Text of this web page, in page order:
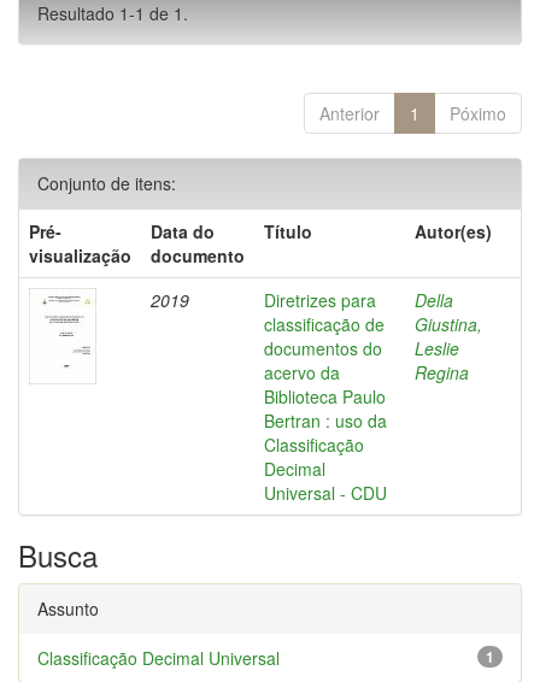
Resultado 1-1 de 1.
Anterior 1 Póximo
Conjunto de itens:
Pré-
visualização
Data do
documento
Título Autor(es)
2019
Diretrizes para
classificação de
documentos do
acervo da
Biblioteca Paulo
Bertran : uso da
Classificação
Decimal
Universal - CDU
Della
Giustina,
Leslie
Regina
Busca
Assunto
1
Classificação Decimal Universal